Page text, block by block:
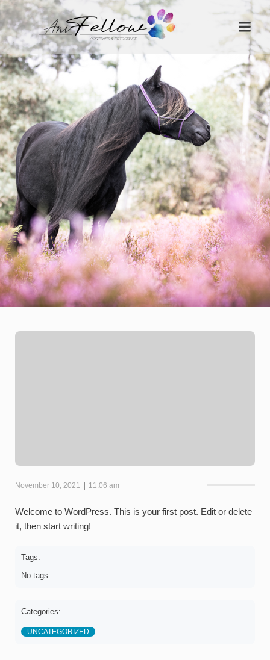
November 10, 2021 | 11:06 am
Welcome to WordPress. This is your first post. Edit or delete
it, then start writing!
Tags:
No tags
Categories:
UNCATEGORIZED